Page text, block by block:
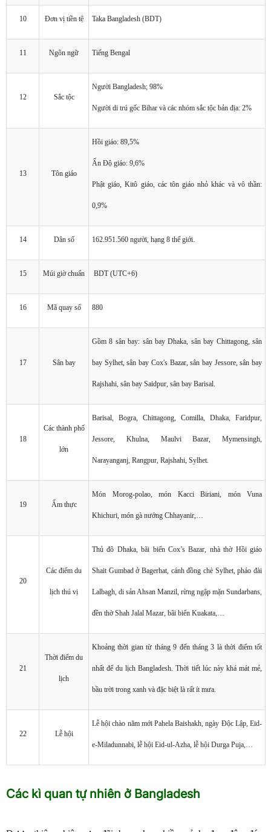
10 Đơn vị tiền tệ Taka Bangladesh (BDT)
11 Ngôn ngữ Tiếng Bengal
12 Sắc tộc
Người Bangladesh; 98%
Người di trú gốc Bihar và các nhóm sắc tộc bản địa: 2%
13 Tôn giáo
Hồi giáo: 89,5%
Ấn Độ giáo: 9,6%
Phật giáo, Kitô giáo, các tôn giáo nhỏ khác và vô thần:
0,9%
14 Dân số 162.951.560 người, hạng 8 thế giới.
15 Múi giờ chuẩn BDT (UTC+6)
16 Mã quay số 880
17 Sân bay
Gồm 8 sân bay: sân bay Dhaka, sân bay Chittagong, sân
bay Sylhet, sân bay Cox's Bazar, sân bay Jessore, sân bay
Rajshahi, sân bay Saidpur, sân bay Barisal.
18
Các thành phố
lớn
Barisal, Bogra, Chittagong, Comilla, Dhaka, Faridpur,
Jessore, Khulna, Maulvi Bazar, Mymensingh,
Narayanganj, Rangpur, Rajshahi, Sylhet.
19 Ẩm thực
Món Morog-polao, món Kacci Biriani, món Vuna
Khichuri, món gà nướng Chhayanir,…
20
Các điểm du
lịch thú vị
Thủ đô Dhaka, bãi biển Cox’s Bazar, nhà thờ Hồi giáo
Shait Gumbad ở Bagerhat, cánh đồng chè Sylhet, pháo đài
Lalbagh, di sản Ahsan Manzil, rừng ngập mặn Sundarbans,
đền thờ Shah Jalal Mazar, bãi biển Kuakata,…
21
Thời điểm du
lịch
Khoảng thời gian từ tháng 9 đến tháng 3 là thời điểm tốt
nhất để du lịch Bangladesh. Thời tiết lúc này khá mát mẻ,
bầu trời trong xanh và đặc biệt là rất ít mưa.
22 Lễ hội
Lễ hội chào năm mới Pahela Baishakh, ngày Độc Lập, Eid-
e-Miladunnabi, lễ hội Eid-ul-Azha, lễ hội Durga Puja,…
Các kì quan tự nhiên ở Bangladesh